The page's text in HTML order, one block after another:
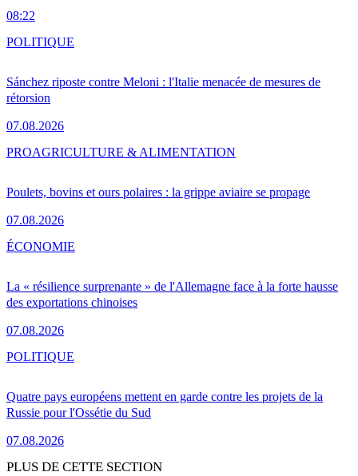
08:22
Sánchez riposte contre Meloni : l'Italie menacée de mesures de
rétorsion
07.08.2026
POLITIQUE
Poulets, bovins et ours polaires : la grippe aviaire se propage
07.08.2026
PROAGRICULTURE & ALIMENTATION
La « résilience surprenante » de l'Allemagne face à la forte hausse
des exportations chinoises
07.08.2026
ÉCONOMIE
Quatre pays européens mettent en garde contre les projets de la
Russie pour l'Ossétie du Sud
07.08.2026
POLITIQUE
PLUS DE CETTE SECTION